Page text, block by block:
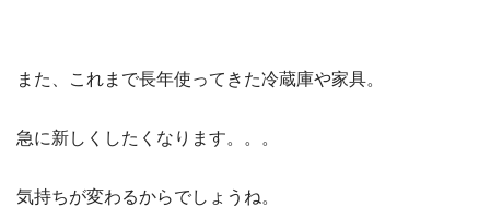
また、これまで長年使ってきた冷蔵庫や家具。
急に新しくしたくなります。。。
気持ちが変わるからでしょうね。